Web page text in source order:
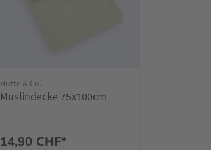
Hütte & Co.
Muslindecke 75x100cm
14,90 CHF*